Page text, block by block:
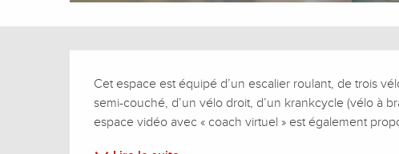
Description
Cet espace est équipé d’un escalier roulant, de trois
semi-couché, d’un vélo droit, d’un krankcycle (vélo à
espace vidéo avec « coach virtuel » est également